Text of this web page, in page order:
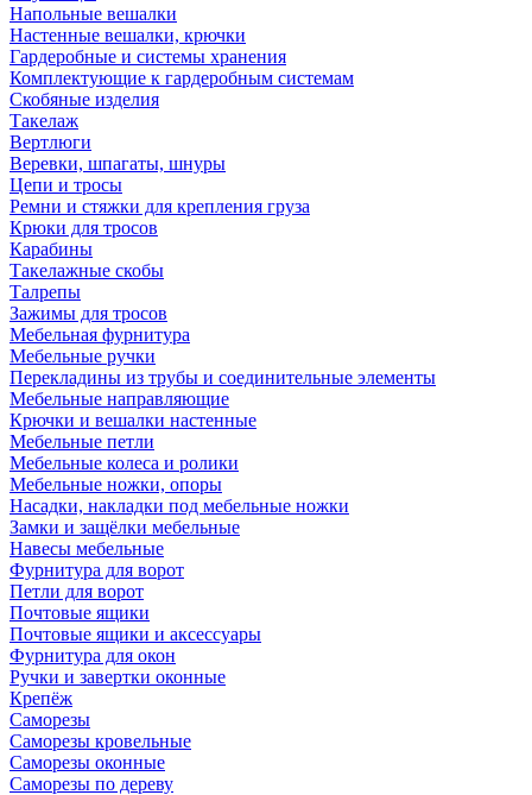
Напольные вешалки
Настенные вешалки, крючки
Гардеробные и системы хранения
Комплектующие к гардеробным системам
Скобяные изделия
Такелаж
Вертлюги
Веревки, шпагаты, шнуры
Цепи и тросы
Ремни и стяжки для крепления груза
Крюки для тросов
Карабины
Такелажные скобы
Талрепы
Зажимы для тросов
Мебельная фурнитура
Мебельные ручки
Перекладины из трубы и соединительные элементы
Мебельные направляющие
Крючки и вешалки настенные
Мебельные петли
Мебельные колеса и ролики
Мебельные ножки, опоры
Насадки, накладки под мебельные ножки
Замки и защёлки мебельные
Навесы мебельные
Фурнитура для ворот
Петли для ворот
Почтовые ящики
Почтовые ящики и аксессуары
Фурнитура для окон
Ручки и завертки оконные
Крепёж
Саморезы
Саморезы кровельные
Саморезы оконные
Саморезы по дереву